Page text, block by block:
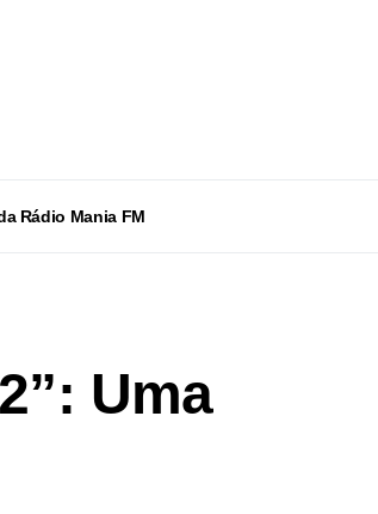
Rádio Mania FM
Uma